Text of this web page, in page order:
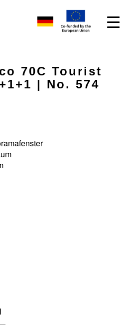
70C Tourist
| No. 574